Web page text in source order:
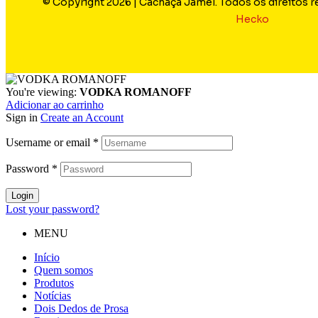
Hecko
You're viewing: VODKA ROMANOFF
Adicionar ao carrinho
Sign in Create an Account
Username or email *
Password *
Login
Lost your password?
MENU
Início
Quem somos
Produtos
Notícias
Dois Dedos de Prosa